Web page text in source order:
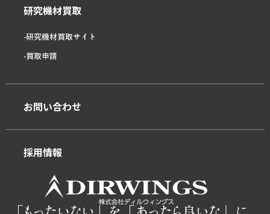
研究機材買取
研究機材買取サイト
買取申請
お問い合わせ
採用情報